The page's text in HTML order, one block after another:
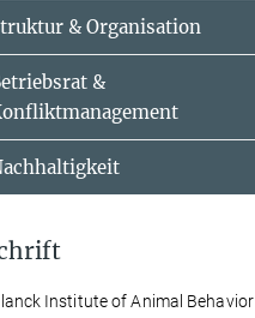
& Organisation
&
Institute of Animal Behavior